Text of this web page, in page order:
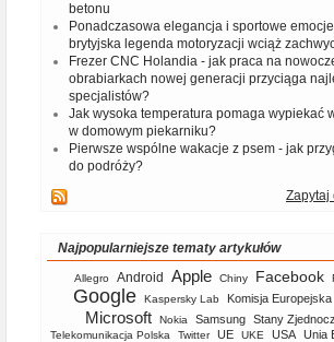
betonu
Ponadczasowa elegancja i sportowe
brytyjska legenda motoryzacji wciąż
Frezer CNC Holandia - jak praca na
obrabiarkach nowej generacji przyciąga
specjalistów?
Jak wysoka temperatura pomaga wypiekać
w domowym piekarniku?
Pierwsze wspólne wakacje z psem - jak
do podróży?
Zapytaj
Najpopularniejsze tematy artykułów
Allegro Android Apple Chiny Facebook
Google Kaspersky Lab Komisja Europejska
Microsoft Nokia Samsung Stany
Telekomunikacja Polska Twitter UE UKE USA Unia